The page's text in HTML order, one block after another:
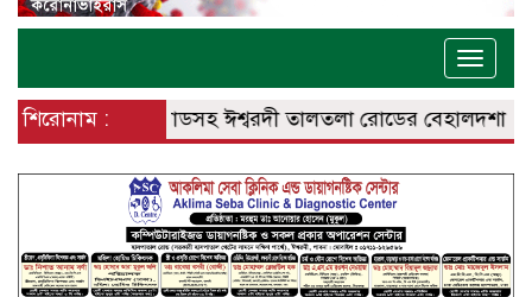
Toggle
শিরোনাম :
– বানেশ্বর রোডসহ ঈশ্বরদী তালতলা রোডের বেহালদশা